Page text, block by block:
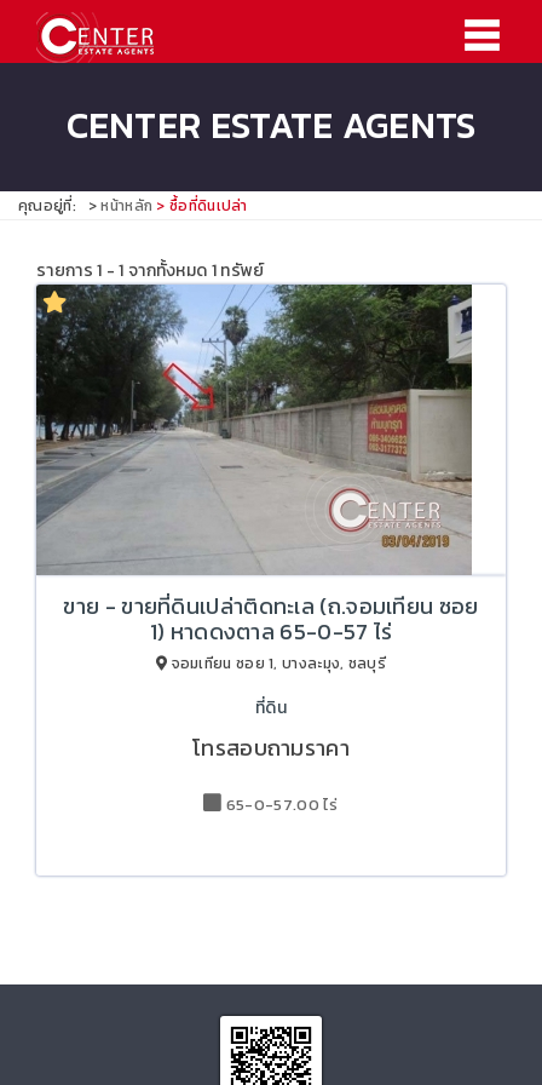
CENTER ESTATE AGENTS
คุณอยู่ที่: หน้าหลัก ซื้อที่ดินเปล่า
รายการ 1 - 1 จากทั้งหมด 1 ทรัพย์
ขาย - ขายที่ดินเปล่าติดทะเล (ถ.จอมเทียน ซอย
1) หาดดงตาล 65-0-57 ไร่
จอมเทียน ซอย 1, บางละมุง, ชลบุรี
ที่ดิน
โทรสอบถามราคา
65-0-57.00 ไร่